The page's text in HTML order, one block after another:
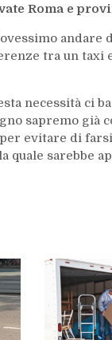
Roma e
andare
tra un taxi
necessità ci
sapremo
evitare di
quale sarebbe